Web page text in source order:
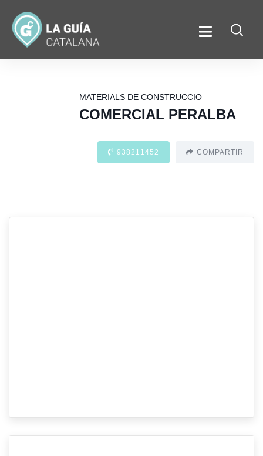
MATERIALS DE CONSTRUCCIO
COMERCIAL PERALBA
938211452 COMPARTIR